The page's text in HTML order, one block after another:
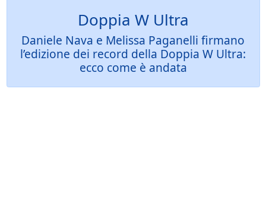
Doppia W Ultra
Daniele Nava e Melissa Paganelli firmano
l’edizione dei record della Doppia W Ultra:
ecco come è andata